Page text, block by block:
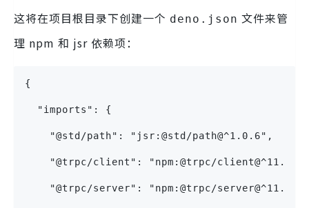
这将在项目根目录下创建一个 deno.json 文件来管
理 npm 和 jsr 依赖项：
{
  "imports": {
    "@std/path": "jsr:@std/path@^1.0.6",
"@trpc/client": "npm:@trpc/
"@trpc/server": "npm:@trpc/